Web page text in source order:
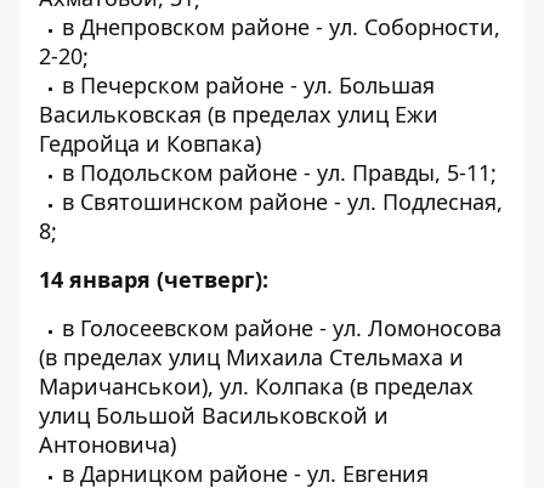
в Днепровском районе - ул. Соборности,
2-20;
в Печерском районе - ул. Большая
Васильковская (в пределах улиц Ежи
Гедройца и Ковпака)
в Подольском районе - ул. Правды, 5-11;
в Святошинском районе - ул. Подлесная,
8;
14 января (четверг):
в Голосеевском районе - ул. Ломоносова
(в пределах улиц Михаила Стельмаха и
Маричанськои), ул. Колпака (в пределах
улиц Большой Васильковской и
Антоновича)
в Дарницком районе - ул. Евгения